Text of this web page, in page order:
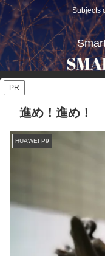
Subjects
PR
進め！進め！
HUAWEI P9